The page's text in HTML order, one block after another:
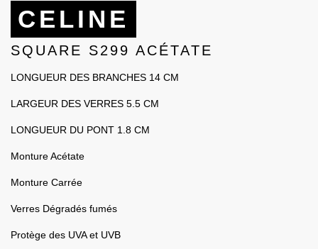
CELINE
SQUARE S299 ACÉTATE
LONGUEUR DES BRANCHES 14 CM
LARGEUR DES VERRES 5.5 CM
LONGUEUR DU PONT 1.8 CM
Monture Acétate
Monture Carrée
Verres Dégradés fumés
Protège des UVA et UVB